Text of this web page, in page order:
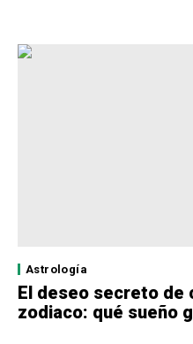
Astrología
El deseo secreto de
zodiaco: qué sueño